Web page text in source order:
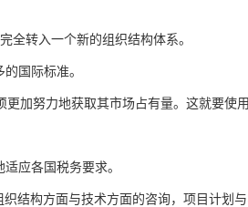
全转入一个新的组织结构体系。
国际标准。
加努力地获取其市场占有量。这就要使
应各国税务要求。
结构方面与技术方面的咨询，项目计划